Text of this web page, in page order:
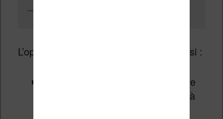
L’opération commerciale se déroule ainsi :
aujourd’hui, vendredi 30 novembre
2018, 100 titres seront proposés à